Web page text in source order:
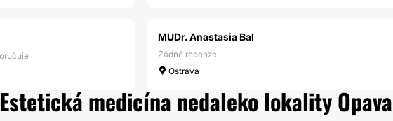
MUDr. Anastasia Bal
Žádné recenze
Ostrava
medicína nedaleko lokality